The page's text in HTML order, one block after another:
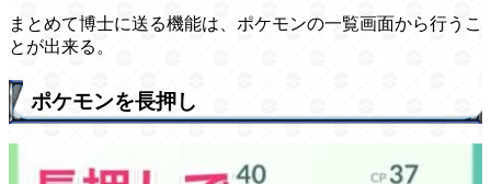
まとめて博士に送る機能は、ポケモンの一覧画面から行うこ
とが出来る。
ポケモンを長押し